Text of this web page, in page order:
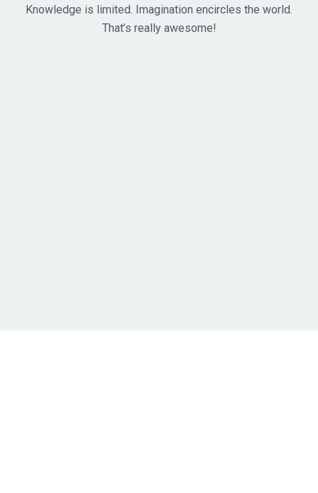
Knowledge is limited. Imagination encircles the world.
That’s really awesome!